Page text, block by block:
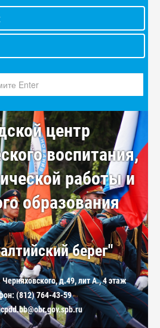
центр
воспитания,
работы и
образования
берег"
д.49, лит А., 4 этаж
(812) 764-43-59